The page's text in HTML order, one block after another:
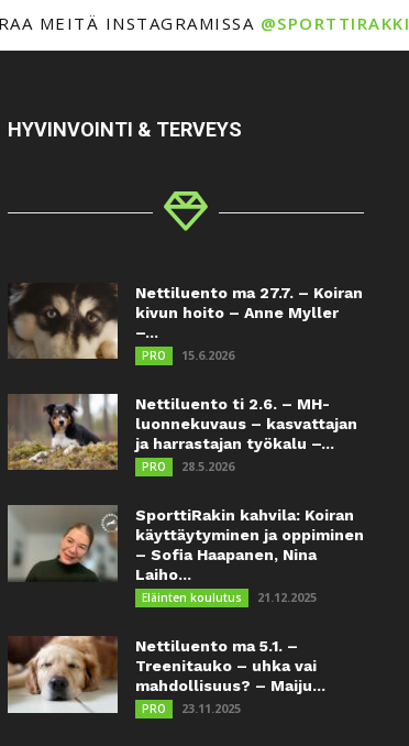
MEITÄ INSTAGRAMISSA @SPORTTIRAKKI
HYVINVOINTI & TERVEYS
Nettiluento ma 27.7. – Koiran
kivun hoito – Anne Myller
–...
PRO 15.6.2026
Nettiluento ti 2.6. – MH-
luonnekuvaus – kasvattajan
ja harrastajan työkalu –...
PRO 28.5.2026
SporttiRakin kahvila: Koiran
käyttäytyminen ja oppiminen
– Sofia Haapanen, Nina
Laiho...
Eläinten koulutus 21.12.2025
Nettiluento ma 5.1. –
Treenitauko – uhka vai
mahdollisuus? – Maiju...
PRO 23.11.2025